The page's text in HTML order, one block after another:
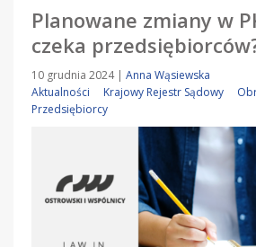
Planowane zmiany w
czeka
10 grudnia 2024 | Anna Wąsiewska
Aktualności
Krajowy Rejestr Sądowy
Przedsiębiorcy